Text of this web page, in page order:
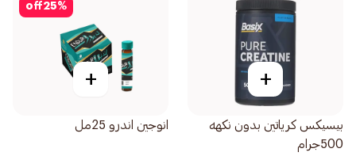
+
بيسيكس كرياتين بدون نكهه
500جرام
25%
off
+
انوجين اندرو 25مل